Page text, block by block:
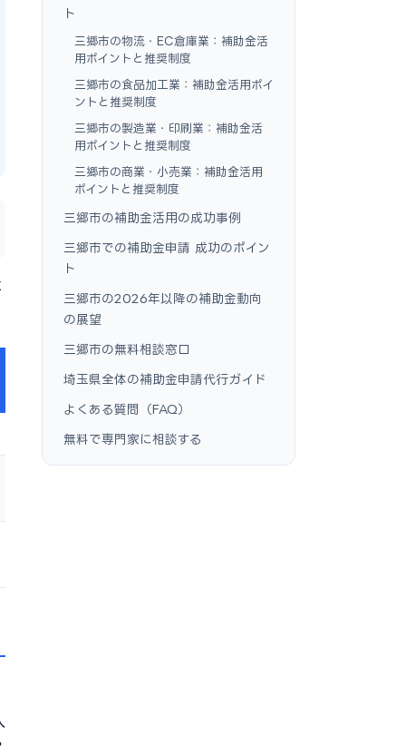
ト
三郷市の物流・EC倉庫業：補助金活
用ポイントと推奨制度
三郷市の食品加工業：補助金活用ポイ
ントと推奨制度
三郷市の製造業・印刷業：補助金活
用ポイントと推奨制度
三郷市の商業・小売業：補助金活用
ポイントと推奨制度
三郷市の補助金活用の成功事例
三郷市での補助金申請 成功のポイン
ト
三郷市の2026年以降の補助金動向
の展望
三郷市の無料相談窓口
埼玉県全体の補助金申請代行ガイド
よくある質問（FAQ）
無料で専門家に相談する